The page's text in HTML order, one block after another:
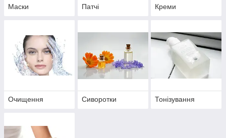
Маски Патчі Креми
Очищення Сиворотки Тонізування